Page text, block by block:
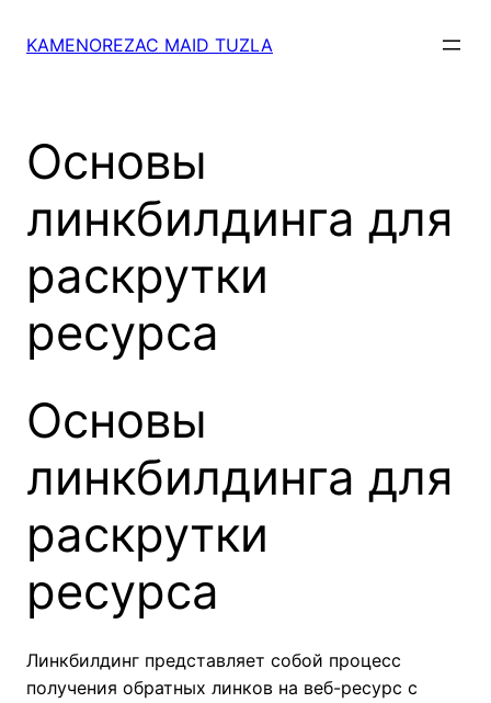
KAMENOREZAC MAID TUZLA
Основы
линкбилдинга для
раскрутки
ресурса
Основы
линкбилдинга для
раскрутки
ресурса
Линкбилдинг представляет собой процесс
получения обратных линков на веб-ресурс с